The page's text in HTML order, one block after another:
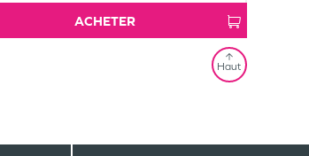
ACHETER
Haut